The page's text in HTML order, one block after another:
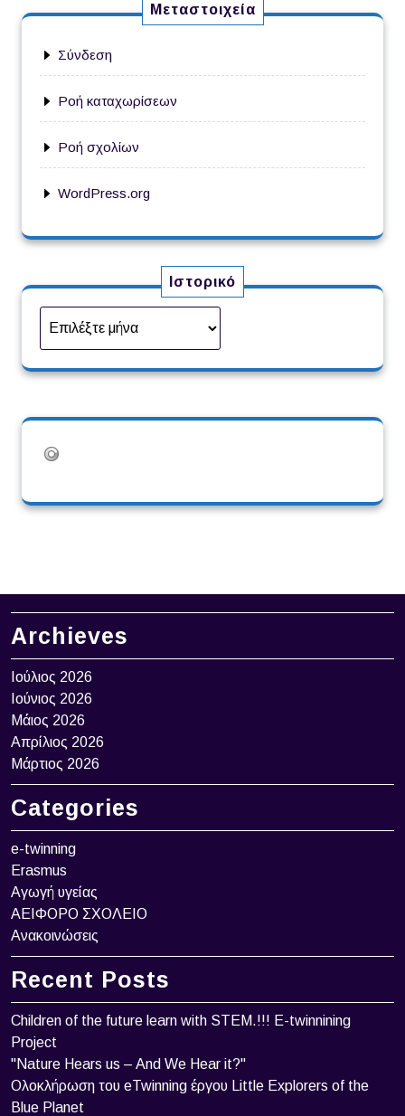
Μεταστοιχεία
Σύνδεση
Ροή καταχωρίσεων
Ροή σχολίων
WordPress.org
Ιστορικό
Archieves
Ιούλιος 2026
Ιούνιος 2026
Μάιος 2026
Απρίλιος 2026
Μάρτιος 2026
Categories
e-twinning
Erasmus
Αγωγή υγείας
ΑΕΙΦΟΡΟ ΣΧΟΛΕΙΟ
Ανακοινώσεις
Recent Posts
Children of the future learn with STEM.!!! Ε-twinnining
Project
"Nature Hears us – And We Hear it?"
Ολοκλήρωση του eTwinning έργου Little Explorers of the
Blue Planet